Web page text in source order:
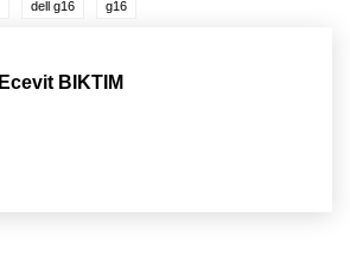
dell g16 g16
Ecevit BIKTIM